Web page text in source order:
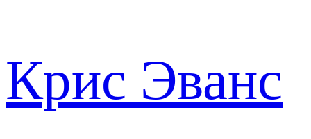
Крис Эванс